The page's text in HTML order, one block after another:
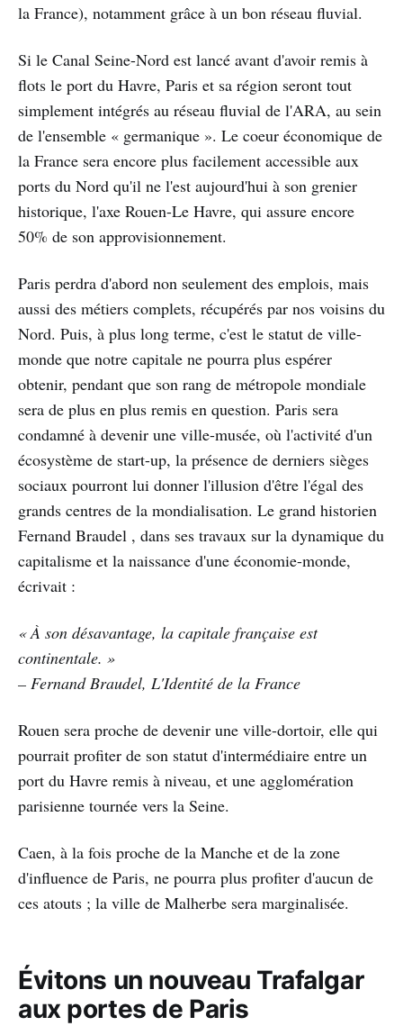
la France), notamment grâce à un bon réseau fluvial.
Si le Canal Seine-Nord est lancé avant d'avoir remis à
flots le port du Havre, Paris et sa région seront tout
simplement intégrés au réseau fluvial de l'ARA, au sein
de l'ensemble « germanique ». Le coeur économique de
la France sera encore plus facilement accessible aux
ports du Nord qu'il ne l'est aujourd'hui à son grenier
historique, l'axe Rouen-Le Havre, qui assure encore
50% de son approvisionnement.
Paris perdra d'abord non seulement des emplois, mais
aussi des métiers complets, récupérés par nos voisins du
Nord. Puis, à plus long terme, c'est le statut de ville-
monde que notre capitale ne pourra plus espérer
obtenir, pendant que son rang de métropole mondiale
sera de plus en plus remis en question. Paris sera
condamné à devenir une ville-musée, où l'activité d'un
écosystème de start-up, la présence de derniers sièges
sociaux pourront lui donner l'illusion d'être l'égal des
grands centres de la mondialisation. Le grand historien
Fernand Braudel , dans ses travaux sur la dynamique du
capitalisme et la naissance d'une économie-monde,
écrivait :
« À son désavantage, la capitale française est
continentale. »
– Fernand Braudel, L'Identité de la France
Rouen sera proche de devenir une ville-dortoir, elle qui
pourrait profiter de son statut d'intermédiaire entre un
port du Havre remis à niveau, et une agglomération
parisienne tournée vers la Seine.
Caen, à la fois proche de la Manche et de la zone
d'influence de Paris, ne pourra plus profiter d'aucun de
ces atouts ; la ville de Malherbe sera marginalisée.
Évitons un nouveau Trafalgar
aux portes de Paris